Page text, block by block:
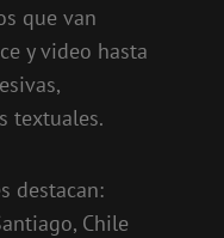
que van
y video hasta
textuales.
destacan:
Chile